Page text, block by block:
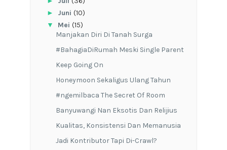
► Juni (10)
▼ Mei (15)
Manjakan Diri Di Tanah Surga
#BahagiaDiRumah Meski Single Parent
Keep Going On
Honeymoon Sekaligus Ulang Tahun
#ngemilbaca The Secret Of Room
Banyuwangi Nan Eksotis Dan Relijius
Kualitas, Konsistensi Dan Memanusia
Jadi Kontributor Tapi Di-Crawl?